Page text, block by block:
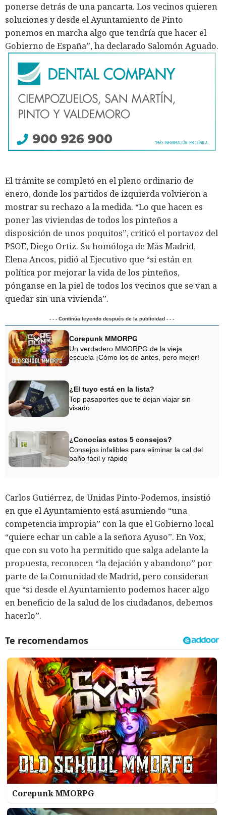
ponerse detrás de una pancarta. Los vecinos quieren
soluciones y desde el Ayuntamiento de Pinto
ponemos en marcha algo que tendría que hacer el
Gobierno de España”, ha declarado Salomón Aguado.
El trámite se completó en el pleno ordinario de
enero, donde los partidos de izquierda volvieron a
mostrar su rechazo a la medida. “Lo que hacen es
poner las viviendas de todos los pinteños a
disposición de unos poquitos”, criticó el portavoz del
PSOE, Diego Ortiz. Su homóloga de Más Madrid,
Elena Ancos, pidió al Ejecutivo que “si están en
política por mejorar la vida de los pinteños,
pónganse en la piel de todos los vecinos que se van a
quedar sin una vivienda”.
- - - Continúa leyendo después de la publicidad - - -
Corepunk MMORPG
Un verdadero MMORPG de la vieja
escuela ¡Cómo los de antes, pero mejor!
¿El tuyo está en la lista?
Top pasaportes que te dejan viajar sin
visado
¿Conocías estos 5 consejos?
Consejos infalibles para eliminar la cal del
baño fácil y rápido
Carlos Gutiérrez, de Unidas Pinto-Podemos, insistió
en que el Ayuntamiento está asumiendo “una
competencia impropia” con la que el Gobierno local
“quiere echar un cable a la señora Ayuso”. En Vox,
que con su voto ha permitido que salga adelante la
propuesta, reconocen “la dejación y abandono” por
parte de la Comunidad de Madrid, pero consideran
que “si desde el Ayuntamiento podemos hacer algo
en beneficio de la salud de los ciudadanos, debemos
hacerlo”.
Corepunk MMORPG